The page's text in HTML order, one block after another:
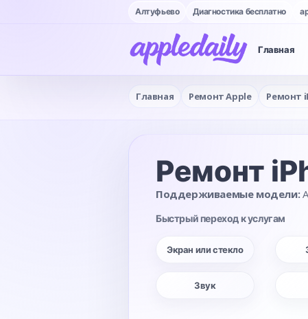
Алтуфьево Диагностика бесплатно
Главная
Главная Ремонт Apple Ремонт
Ремонт
Поддерживаемые модели:
Быстрый переход к услугам
Экран или стекло
Звук